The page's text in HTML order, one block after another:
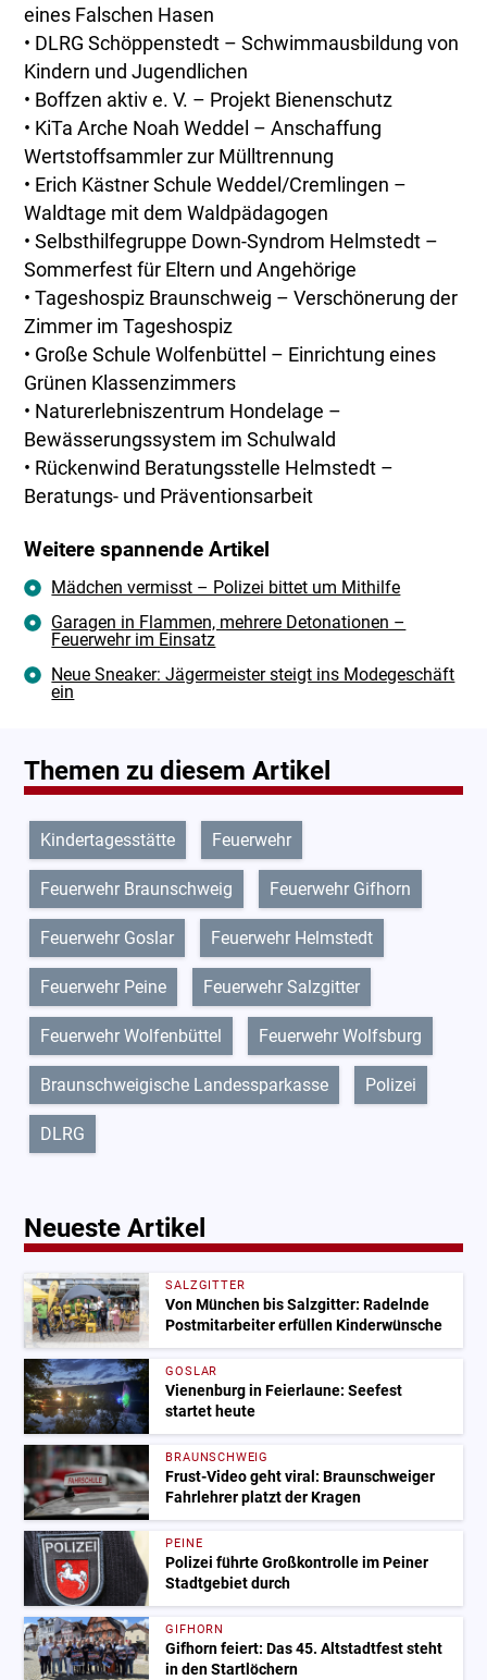
eines Falschen Hasen
• DLRG Schöppenstedt – Schwimmausbildung von
Kindern und Jugendlichen
• Boffzen aktiv e. V. – Projekt Bienenschutz
• KiTa Arche Noah Weddel – Anschaffung
Wertstoffsammler zur Mülltrennung
• Erich Kästner Schule Weddel/Cremlingen –
Waldtage mit dem Waldpädagogen
• Selbsthilfegruppe Down-Syndrom Helmstedt –
Sommerfest für Eltern und Angehörige
• Tageshospiz Braunschweig – Verschönerung der
Zimmer im Tageshospiz
• Große Schule Wolfenbüttel – Einrichtung eines
Grünen Klassenzimmers
• Naturerlebniszentrum Hondelage –
Bewässerungssystem im Schulwald
• Rückenwind Beratungsstelle Helmstedt –
Beratungs- und Präventionsarbeit
Weitere spannende Artikel
Mädchen vermisst – Polizei bittet um Mithilfe
Garagen in Flammen, mehrere Detonationen –
Feuerwehr im Einsatz
Neue Sneaker: Jägermeister steigt ins Modegeschäft
ein
Themen zu diesem Artikel
Kindertagesstätte Feuerwehr
Feuerwehr Braunschweig Feuerwehr Gifhorn
Feuerwehr Goslar Feuerwehr Helmstedt
Feuerwehr Peine Feuerwehr Salzgitter
Feuerwehr Wolfenbüttel Feuerwehr Wolfsburg
Braunschweigische Landessparkasse Polizei
DLRG
Neueste Artikel
SALZGITTER
Von München bis Salzgitter: Radelnde
Postmitarbeiter erfüllen Kinderwünsche
GOSLAR
Vienenburg in Feierlaune: Seefest
startet heute
BRAUNSCHWEIG
Frust-Video geht viral: Braunschweiger
Fahrlehrer platzt der Kragen
PEINE
Polizei führte Großkontrolle im Peiner
Stadtgebiet durch
GIFHORN
Gifhorn feiert: Das 45. Altstadtfest steht
in den Startlöchern